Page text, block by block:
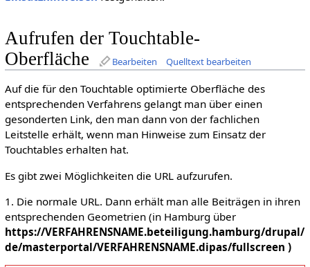
Aufrufen der Touchtable-
Oberfläche
Bearbeiten Quelltext bearbeiten
Auf die für den Touchtable optimierte Oberfläche des
entsprechenden Verfahrens gelangt man über einen
gesonderten Link, den man dann von der fachlichen
Leitstelle erhält, wenn man Hinweise zum Einsatz der
Touchtables erhalten hat.
Es gibt zwei Möglichkeiten die URL aufzurufen.
1. Die normale URL. Dann erhält man alle Beiträgen in ihren
entsprechenden Geometrien (in Hamburg über
https://VERFAHRENSNAME.beteiligung.hamburg/drupal/
de/masterportal/VERFAHRENSNAME.dipas/fullscreen )